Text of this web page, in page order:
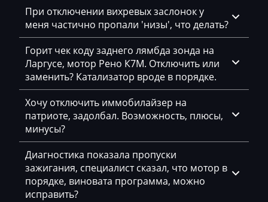
BYD
Cadillac
Camc
Case
Caterpillar
CFMoto
Challenger
Changan
Changhe
При отключении вихревых заслонок у
меня частично пропали 'низы', что делать?
Горит чек коду заднего лямбда зонда на
Ларгусе, мотор Рено К7М. Отключить или
заменить? Катализатор вроде в порядке.
Хочу отключить иммобилайзер на
патриоте, задолбал. Возможность, плюсы,
минусы?
Диагностика показала пропуски
зажигания, специалист сказал, что мотор в
порядке, виновата программа, можно
исправить?